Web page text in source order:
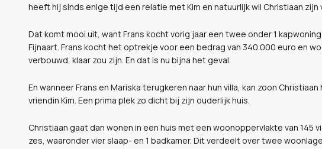
heeft hij sinds enige tijd een relatie met Kim en natuurlijk wil Christiaan zijn
Dat komt mooi uit, want Frans kocht vorig jaar een twee onder 1
Fijnaart. Frans kocht het optrekje voor een bedrag van 340.000 euro en
verbouwd, klaar zou zijn. En dat is nu bijna het geval.
En wanneer Frans en Mariska terugkeren naar hun villa, kan zoon
vriendin Kim. Een prima plek zo dicht bij zijn ouderlijk huis.
Christiaan gaat dan wonen in een huis met een woonoppervlakte van 145
zes, waaronder vier slaap- en 1 badkamer. Dit verdeelt over twee